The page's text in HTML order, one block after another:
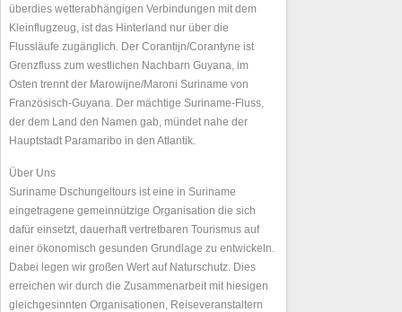
überdies wetterabhängigen Verbindungen mit dem
Kleinflugzeug, ist das Hinterland nur über die
Flussläufe zugänglich. Der Corantijn/Corantyne ist
Grenzfluss zum westlichen Nachbarn Guyana, im
Osten trennt der Marowijne/Maroni Suriname von
Französisch-Guyana. Der mächtige Suriname-Fluss,
der dem Land den Namen gab, mündet nahe der
Hauptstadt Paramaribo in den Atlantik.
Über Uns
Suriname Dschungeltours ist eine in Suriname
eingetragene gemeinnützige Organisation die sich
dafür einsetzt, dauerhaft vertretbaren Tourismus auf
einer ökonomisch gesunden Grundlage zu entwickeln.
Dabei legen wir großen Wert auf Naturschutz. Dies
erreichen wir durch die Zusammenarbeit mit hiesigen
gleichgesinnten Organisationen, Reiseveranstaltern